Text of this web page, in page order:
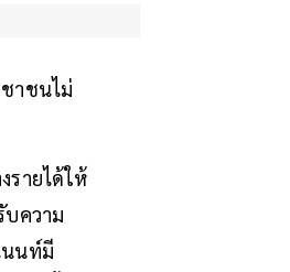
าชนไม่
รายได้ให้
บความ
นนท์มี